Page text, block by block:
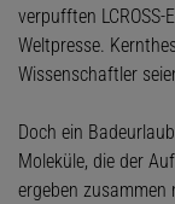
verpufften
Weltpresse.
Wissenschaftler
Doch ein
Moleküle, die der
ergeben zusammen